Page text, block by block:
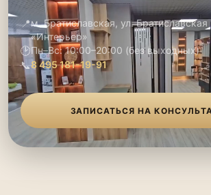
📍м. Братиславская, ул.
«Интерьер»
🕑Пн–Вс: 10:00–20:00 (без выходных)
📞8 495 181-19-91
ЗАПИСАТЬСЯ НА